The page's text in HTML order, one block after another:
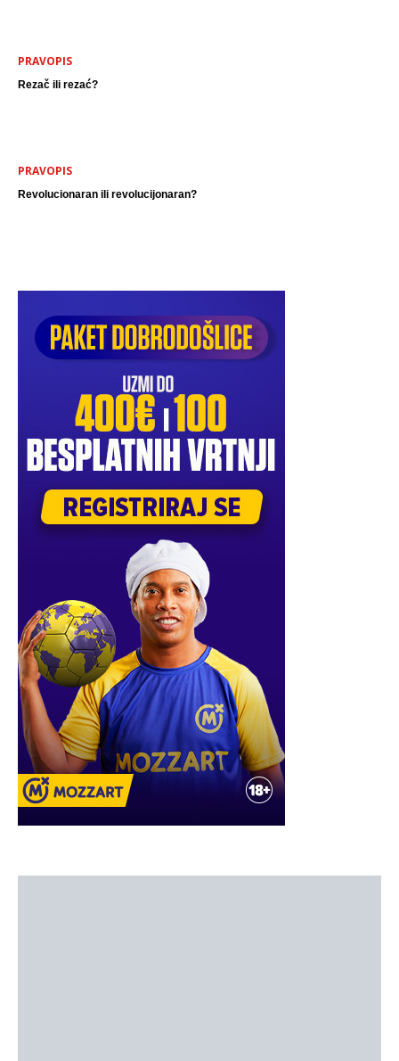
PRAVOPIS
Rezač ili rezać?
PRAVOPIS
Revolucionaran ili revolucijonaran?